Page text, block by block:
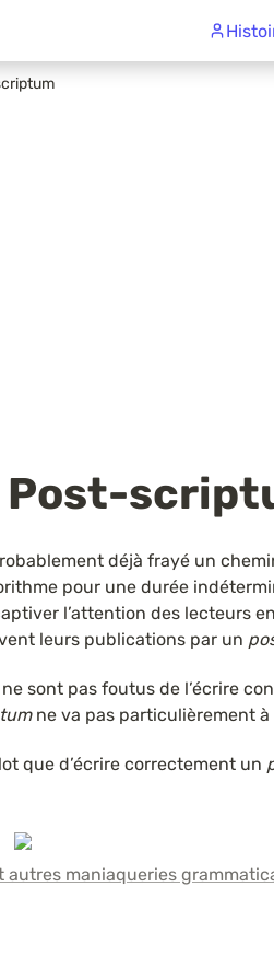
Post-
déjà frayé un
pour une durée
l’attention des lecteurs
leurs publications par un
sont pas foutus de l’écrire
ne va pas particulièrement à
que d’écrire correctement un
maniaqueries